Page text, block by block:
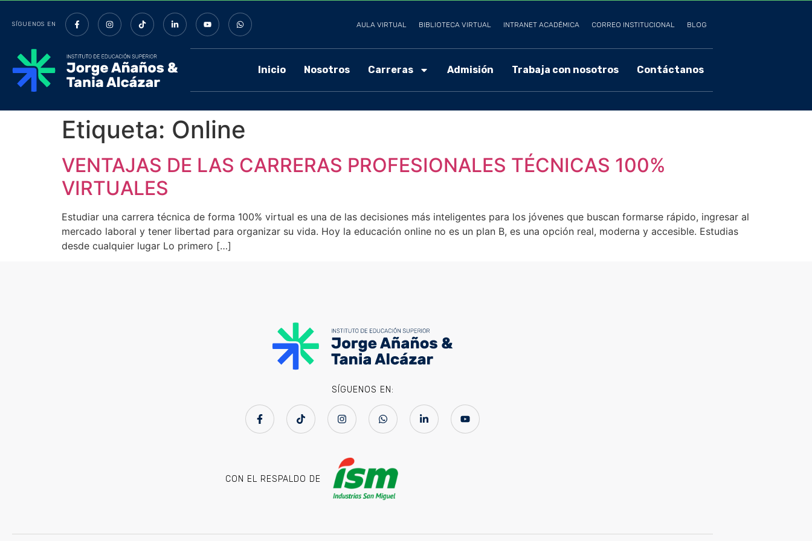
SÍGUENOS EN AULA VIRTUAL BIBLIOTECA VIRTUAL INTRANET ACADÉMICA CORREO INSTITUCIONAL BLOG
Inicio Nosotros Carreras Admisión Trabaja con nosotros Contáctanos
Etiqueta: Online
VENTAJAS DE LAS CARRERAS PROFESIONALES TÉCNICAS 100%
VIRTUALES
Estudiar una carrera técnica de forma 100% virtual es una de las decisiones más inteligentes para los jóvenes que buscan formarse rápido, ingresar al
mercado laboral y tener libertad para organizar su vida. Hoy la educación online no es un plan B, es una opción real, moderna y accesible. Estudias
desde cualquier lugar Lo primero […]
SÍGUENOS EN:
CON EL RESPALDO DE